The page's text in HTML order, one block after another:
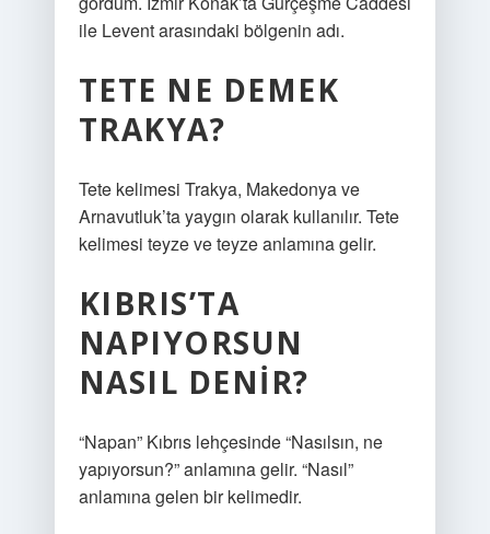
ile Levent arasındaki bölgenin adı.
TETE NE DEMEK
TRAKYA?
Tete kelimesi Trakya, Makedonya ve
Arnavutluk’ta yaygın olarak kullanılır. Tete
kelimesi teyze ve teyze anlamına gelir.
KIBRIS’TA
NAPIYORSUN
NASIL DENIR?
“Napan” Kıbrıs lehçesinde “Nasılsın, ne
yapıyorsun?” anlamına gelir. “Nasıl”
anlamına gelen bir kelimedir.